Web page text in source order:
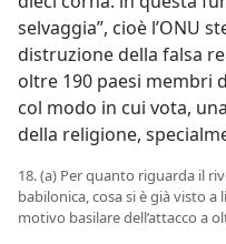
selvaggia”, cioè l’ONU
distruzione della falsa
oltre 190 paesi membri
col modo in cui vota,
della religione,
18. (a) Per quanto riguarda il
babilonica, cosa si è già visto a
motivo basilare dell’attacco a